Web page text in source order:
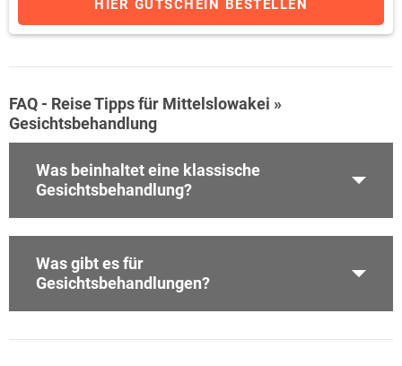
HIER GUTSCHEIN BESTELLEN
FAQ - Reise Tipps für Mittelslowakei »
Gesichtsbehandlung
Was beinhaltet eine klassische
Gesichtsbehandlung?
Was gibt es für
Gesichtsbehandlungen?